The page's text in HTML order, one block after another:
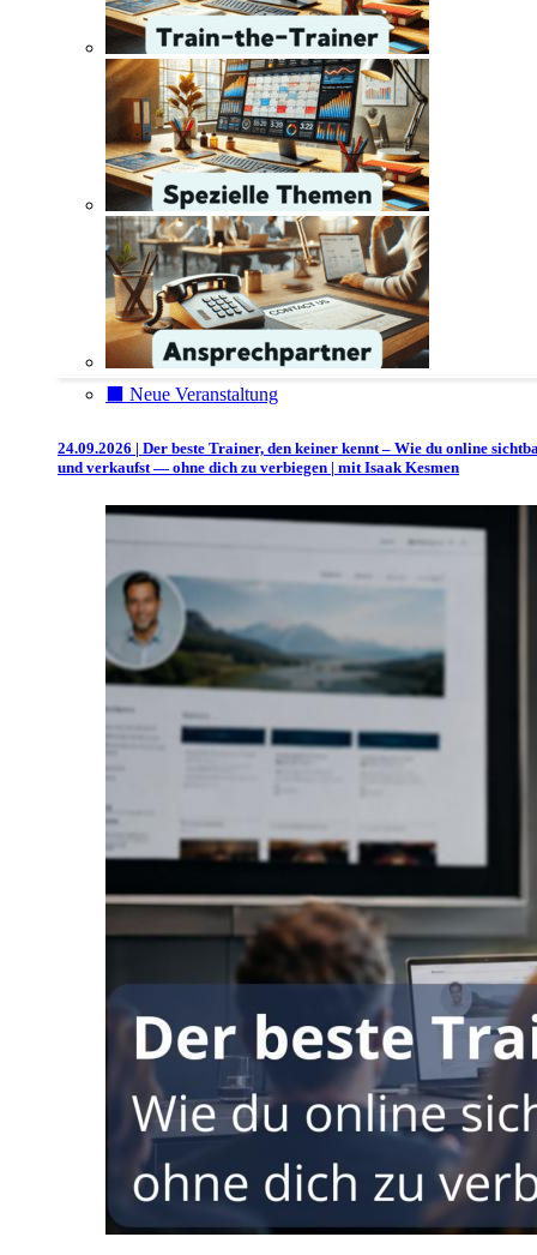
⬛️ Neue Veranstaltung
24.09.2026 | Der beste Trainer, den keiner kennt – Wie du online
und verkaufst — ohne dich zu verbiegen | mit Isaak Kesmen